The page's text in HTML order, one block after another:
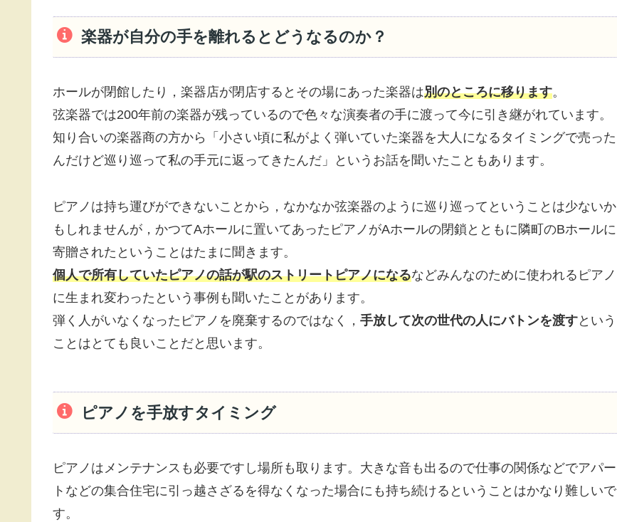
楽器が自分の手を離れるとどうなるのか？
ホールが閉館したり，楽器店が閉店するとその場にあった楽器は別のところに移ります。
弦楽器では200年前の楽器が残っているので色々な演奏者の手に渡って今に引き継がれています。
知り合いの楽器商の方から「小さい頃に私がよく弾いていた楽器を大人になるタイミングで売った
んだけど巡り巡って私の手元に返ってきたんだ」というお話を聞いたこともあります。
ピアノは持ち運びができないことから，なかなか弦楽器のように巡り巡ってということは少ないか
もしれませんが，かつてAホールに置いてあったピアノがAホールの閉鎖とともに隣町のBホールに
寄贈されたということはたまに聞きます。
個人で所有していたピアノの話が駅のストリートピアノになるなどみんなのために使われるピアノ
に生まれ変わったという事例も聞いたことがあります。
弾く人がいなくなったピアノを廃棄するのではなく， 手放して次の世代の人にバトンを渡すという
ことはとても良いことだと思います。
ピアノを手放すタイミング
ピアノはメンテナンスも必要ですし場所も取ります。大きな音も出るので仕事の関係などでアパー
トなどの集合住宅に引っ越さざるを得なくなった場合にも持ち続けるということはかなり難しいで
す。